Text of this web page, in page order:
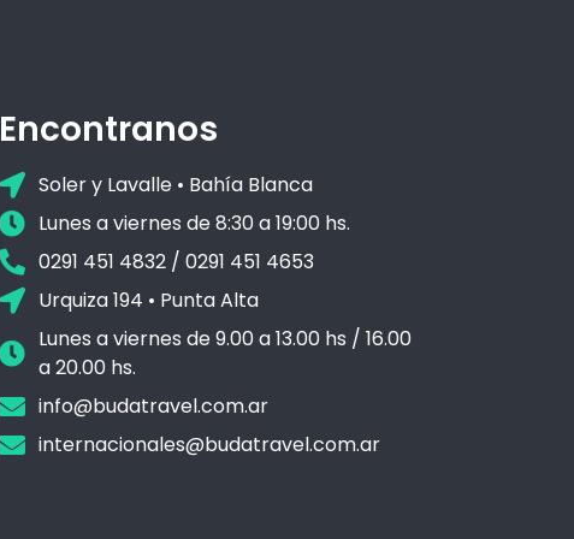
Encontranos
Soler y Lavalle • Bahía Blanca
Lunes a viernes de 8:30 a 19:00 hs.
0291 451 4832 / 0291 451 4653
Urquiza 194 • Punta Alta
Lunes a viernes de 9.00 a 13.00 hs / 16.00
a 20.00 hs.
info@budatravel.com.ar
internacionales@budatravel.com.ar